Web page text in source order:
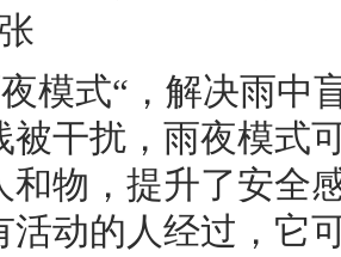
模式“，解决雨中
被干扰，雨夜模式
和物，提升了安全
活动的人经过，它